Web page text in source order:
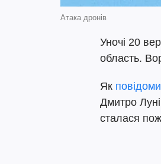
Атака дронів
Уночі 20
область.
Як
Дмитро
сталася